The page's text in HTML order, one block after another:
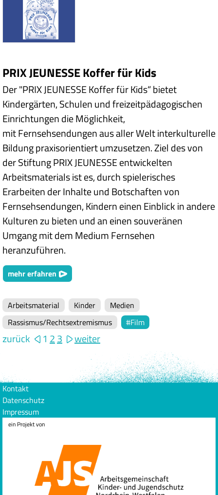
PRIX JEUNESSE Koffer für Kids
Der "PRIX JEUNESSE Koffer für Kids“ bietet
Kindergärten, Schulen und freizeitpädagogischen
Einrichtungen die Möglichkeit,
mit Fernsehsendungen aus aller Welt interkulturelle
Bildung praxisorientiert umzusetzen. Ziel des von
der Stiftung PRIX JEUNESSE entwickelten
Arbeitsmaterials ist es, durch spielerisches
Erarbeiten der Inhalte und Botschaften von
Fernsehsendungen, Kindern einen Einblick in andere
Kulturen zu bieten und an einen souveränen
Umgang mit dem Medium Fernsehen
heranzuführen.
mehr erfahren
Arbeitsmaterial Kinder
Medien
Rassismus/Rechtsextremismus
Film
zurück 1 23 weiter
Kontakt
Datenschutz
Impressum
ein Projekt von